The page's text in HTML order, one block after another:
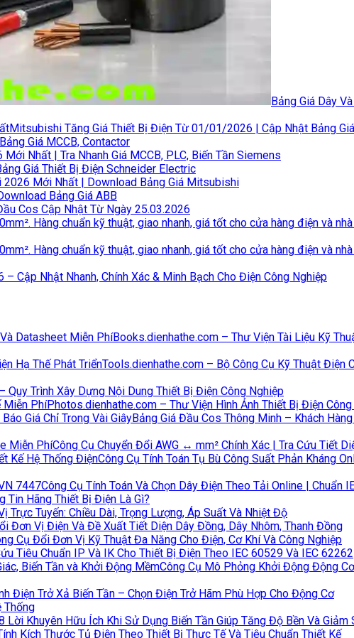
Bảng Giá Dây
Mitsubishi Tăng Giá Thiết Bị Điện Từ 01/01/2026 | Cập Nhật Bảng
Giá MCCB, Contactor
Nhất | Tra Nhanh Giá MCCB, PLC, Biến Tần Siemens
Giá Thiết Bị Điện Schneider Electric
Mới Nhất | Download Bảng Giá Mitsubishi
Bảng Giá ABB
Cos Cập Nhật Từ Ngày 25.03.2026
– Cập Nhật Nhanh, Chính Xác & Minh Bạch Cho Điện Công Nghiệp
Books.dienhathe.com – Thư Viện Tài Liệu Kỹ
Tools.dienhathe.com – Bộ Công Cụ Kỹ Thuật Điện
Trình Xây Dựng Nội Dung Thiết Bị Điện Công Nghiệp
Photos.dienhathe.com – Thư Viện Hình Ảnh Thiết Bị Điện
Bảng Giá Đầu Cos Thông Minh – Khách
Công Cụ Chuyển Đổi AWG ↔ mm² Chính Xác | Tra Cứu Tiết
Công Cụ Tính Toán Tụ Bù Công Suất Phản Kháng
Công Cụ Tính Toán Và Chọn Dây Điện Theo Tải Online | Chuẩn
Tin Hãng Thiết Bị Điện Là Gì?
Trực Tuyến: Chiều Dài, Trọng Lượng, Áp Suất Và Nhiệt Độ
Đơn Vị Điện Và Đề Xuất Tiết Diện Dây Đồng, Dây Nhôm, Thanh Đồng
Cụ Đổi Đơn Vị Kỹ Thuật Đa Năng Cho Điện, Cơ Khí Và Công Nghiệp
Tiêu Chuẩn IP Và IK Cho Thiết Bị Điện Theo IEC 60529 Và IEC 62262
Công Cụ Mô Phỏng Khởi Động Động
Điện Trở Xả Biến Tần – Chọn Điện Trở Hãm Phù Hợp Cho Động Cơ
Thống
Lời Khuyên Hữu Ích Khi Sử Dụng Biến Tần Giúp Tăng Độ Bền Và Giảm
Kích Thước Tủ Điện Theo Thiết Bị Thực Tế Và Tiêu Chuẩn Thiết Kế